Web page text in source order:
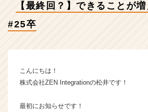
n
の
|
ン
【最終回？】できることが
#25卒
こんにちは！
株式会社ZEN Integrationの松井です！
最初にお知らせです！